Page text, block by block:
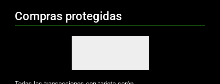
Compras protegidas